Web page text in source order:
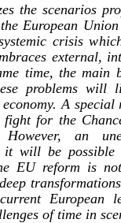
the scenarios
European
crisis
external,
time, the main
problems will
A
for the
However, an
it will be
EU reform is
European
of time in